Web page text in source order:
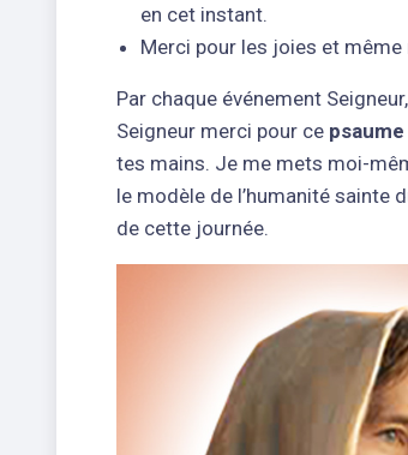
en cet instant.
Merci pour les joies et
Par chaque événement
Seigneur merci pour ce
tes mains. Je me mets moi-
le modèle de l’humanité sainte
de cette journée.